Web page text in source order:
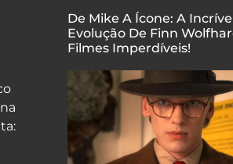
De Mike A Ícone: A
Evolução De Finn
Filmes Imperdíveis!